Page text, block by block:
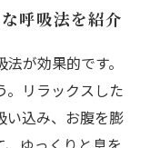
呼吸法を紹介
が効果的です。
。リラックスした
い込み、お腹を膨